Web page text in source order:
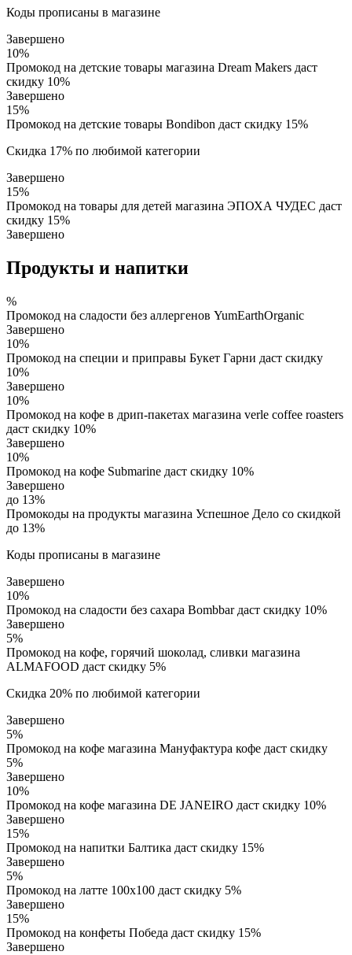
Коды прописаны в магазине
Завершено
10%
Промокод на детские товары магазина Dream Makers даст
скидку 10%
Завершено
15%
Промокод на детские товары Bondibon даст скидку 15%
Скидка 17% по любимой категории
Завершено
15%
Промокод на товары для детей магазина ЭПОХА ЧУДЕС даст
скидку 15%
Завершено
Продукты и напитки
%
Промокод на сладости без аллергенов YumEarthOrganic
Завершено
10%
Промокод на специи и приправы Букет Гарни даст скидку
10%
Завершено
10%
Промокод на кофе в дрип-пакетах магазина verle coffee roasters
даст скидку 10%
Завершено
10%
Промокод на кофе Submarine даст скидку 10%
Завершено
до 13%
Промокоды на продукты магазина Успешное Дело со скидкой
до 13%
Коды прописаны в магазине
Завершено
10%
Промокод на сладости без сахара Bombbar даст скидку 10%
Завершено
5%
Промокод на кофе, горячий шоколад, сливки магазина
ALMAFOOD даст скидку 5%
Скидка 20% по любимой категории
Завершено
5%
Промокод на кофе магазина Мaнуфактура кофе даст скидку
5%
Завершено
10%
Промокод на кофе магазина DE JANEIRO даст скидку 10%
Завершено
15%
Промокод на напитки Балтика даст скидку 15%
Завершено
5%
Промокод на латте 100х100 даст скидку 5%
Завершено
15%
Промокод на конфеты Победа даст скидку 15%
Завершено